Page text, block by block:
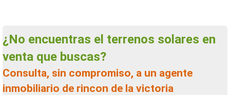
¿No encuentras el terrenos solares en
venta que buscas?
Consulta, sin compromiso, a un agente
inmobiliario de rincon de la victoria